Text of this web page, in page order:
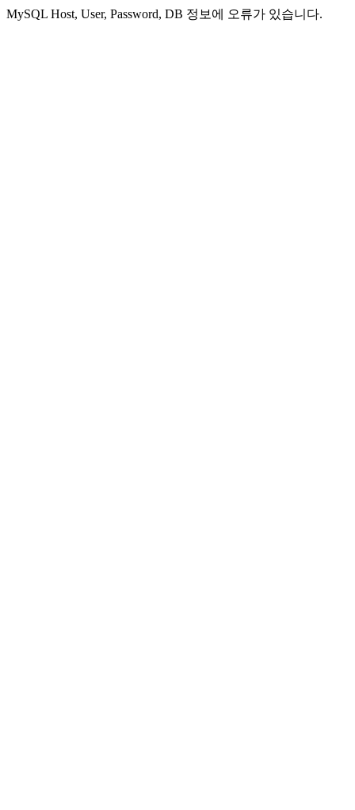
MySQL Host, User, Password, DB 정보에 오류가 있습니다.